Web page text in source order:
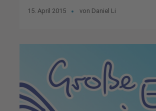
15. April 2015 von Daniel Li